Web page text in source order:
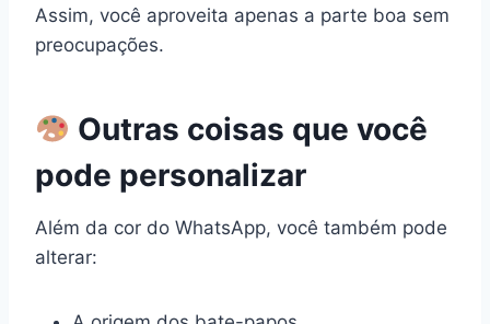
Assim, você aproveita apenas a parte boa sem
preocupações.
Outras coisas que você
pode personalizar
Além da cor do WhatsApp, você também pode
alterar: